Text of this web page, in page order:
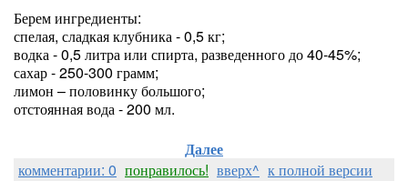
Берем ингредиенты:
спелая, сладкая клубника - 0,5 кг;
водка - 0,5 литра или спирта, разведенного до 40-45%;
сахар - 250-300 грамм;
лимон – половинку большого;
отстоянная вода - 200 мл.
Далее
комментарии: 0 понравилось! вверх^ к полной версии